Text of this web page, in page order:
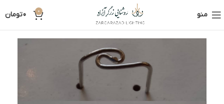
منو 0
0تومان